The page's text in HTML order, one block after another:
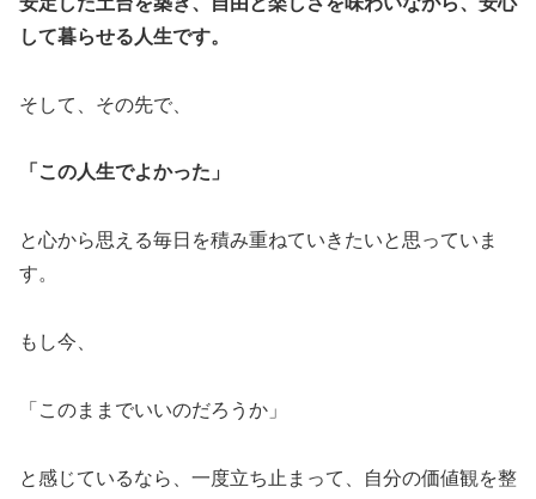
して暮らせる人生です。
そして、その先で、
「この人生でよかった」
と心から思える毎日を積み重ねていきたいと思っていま
す。
もし今、
「このままでいいのだろうか」
と感じているなら、一度立ち止まって、自分の価値観を整